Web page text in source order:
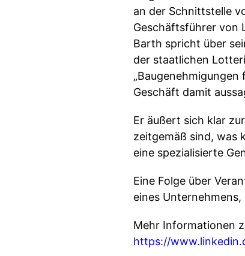
an der Schnittstelle
Geschäftsführer von
Barth spricht über
der staatlichen
Geschäft damit
Er äußert sich klar
zeitgemäß sind, was
eine spezialisierte
Eine Folge über
eines
Mehr Informationen
https://